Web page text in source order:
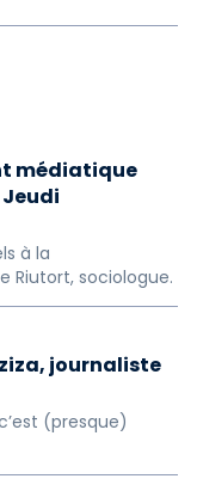
médiatique
Jeudi
à la
Riutort, sociologue.
journaliste
(presque)